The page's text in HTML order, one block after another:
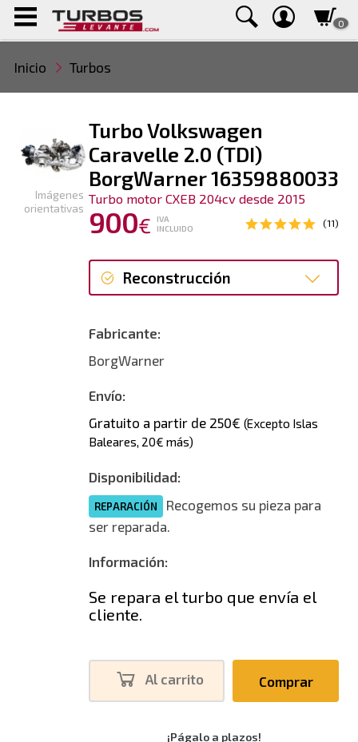
0
Inicio Turbos
Turbo Volkswagen
Caravelle 2.0 (TDI)
BorgWarner 16359880033
Turbo motor CXEB 204cv desde 2015
900€
IVA
INCLUIDO
(11)
Reconstrucción
Fabricante:
BorgWarner
Envío:
Gratuito a partir de 250€ (Excepto Islas
Baleares, 20€ más)
Disponibilidad:
REPARACIÓN
Recogemos su pieza para
ser reparada.
Información:
Se repara el turbo que envía el
cliente.
Al carrito Comprar
Imágenes
orientativas